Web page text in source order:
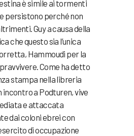
è simile ai tormenti
persistono perché non
Guy a causa della
che questo sia l’unica
Hammoudi per la
Come ha detto
stampa nella libreria
incontro a Podturen, vive
e attaccata
dai coloni ebrei con
di occupazione